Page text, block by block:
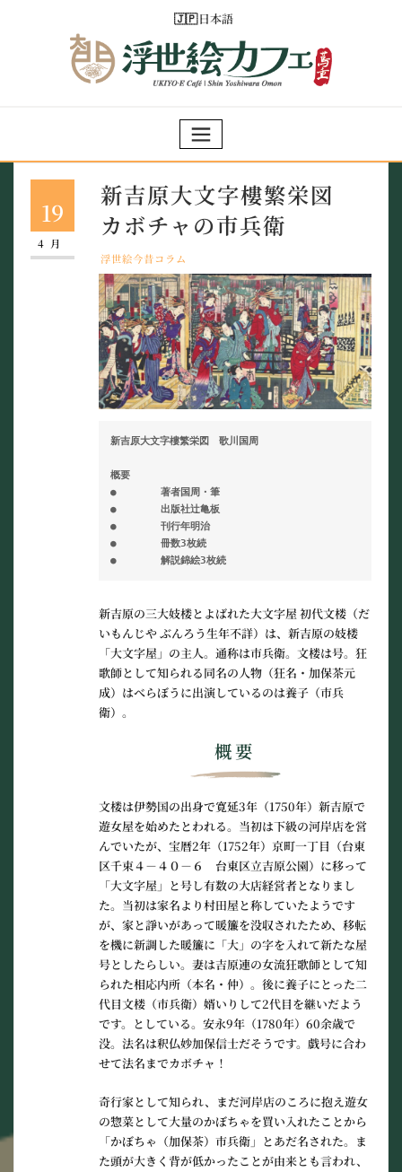
日本語
19
4月
新吉原大文字樓繁栄図
カボチャの市兵衛
浮世絵今昔コラム
新吉原大文字樓繁栄図　歌川国周
概要
●	著者国周・筆
●	出版社辻亀板
●	刊行年明治
●	冊数3枚続
●	解説錦絵3枚続
新吉原の三大妓楼とよばれた大文字屋 初代文楼 （だ
いもんじや ぶんろう生年不詳）は、新吉原の妓楼
「大文字屋」の主人。通称は市兵衛。文楼は号。狂
歌師として知られる同名の人物（狂名・加保茶元
成）はべらぼうに出演しているのは養子（市兵
衛）。
概要
文楼は伊勢国の出身で寛延3年（1750年）新吉原で
遊女屋を始めたとわれる。当初は下級の河岸店を営
んでいたが、宝暦2年（1752年）京町一丁目（台東
区千束４－４０－６ 台東区立吉原公園）に移って
「大文字屋」と号し有数の大店経営者となりまし
た。当初は家名より村田屋と称していたようです
が、家と諍いがあって暖簾を没収されたため、移転
を機に新調した暖簾に「大」の字を入れて新たな屋
号としたらしい。妻は吉原連の女流狂歌師として知
られた相応内所（本名・仲）。後に養子にとった二
代目文楼（市兵衛）婿いりして2代目を継いだよう
です。としている。安永9年（1780年）60余歳で
没。法名は釈仏妙加保信士だそうです。戯号に合わ
せて法名までカボチャ！
奇行家として知られ、まだ河岸店のころに抱え遊女
の惣菜として大量のかぼちゃを買い入れたことから
「かぼちゃ（加保茶）市兵衛」とあだ名された。ま
た頭が大きく背が低かったことが由来とも言われ、